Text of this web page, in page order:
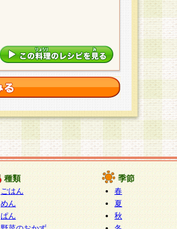
種類
ごはん
めん
ぱん
季節
春
夏
秋